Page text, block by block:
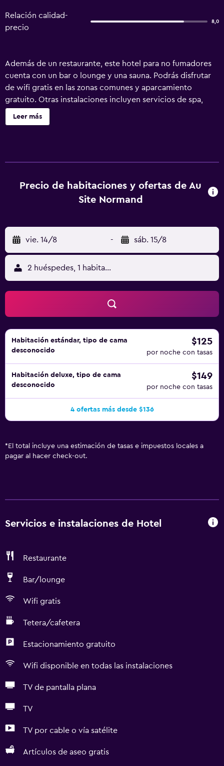
Relación calidad-
precio
8,0
Además de un restaurante, este hotel para no fumadores
cuenta con un bar o lounge y una sauna. Podrás disfrutar
de wifi gratis en las zonas comunes y aparcamiento
gratuito. Otras instalaciones incluyen servicios de spa,
lavandería y periódicos gratuitos. El cuarto de baño
privado es externo. Au Site Normand ofrece 18
ducha. Los servicios para las personas de negocios
incluyen escritorio y teléfono. Se ofrece servicio de
practicar las actividades de ocio y esparcimiento que se
indican más abajo en las instalaciones o cerca del
alojamiento (es posible que se aplique un recargo).
Leer más
Precio de habitaciones y ofertas de Au
Site Normand
vie. 14/8 - sáb. 15/8
2 huéspedes, 1 habitación
Habitación estándar, tipo de cama
desconocido
$125
por noche con tasas
Habitación deluxe, tipo de cama
desconocido
$149
por noche con tasas
4 ofertas más desde $136
* El total incluye una estimación de tasas e impuestos locales a
pagar al hacer check-out.
Servicios e instalaciones de Hotel
Restaurante
Bar/lounge
Wifi gratis
Tetera/cafetera
Estacionamiento gratuito
Wifi disponible en todas las instalaciones
TV de pantalla plana
TV
TV por cable o vía satélite
Artículos de aseo gratis